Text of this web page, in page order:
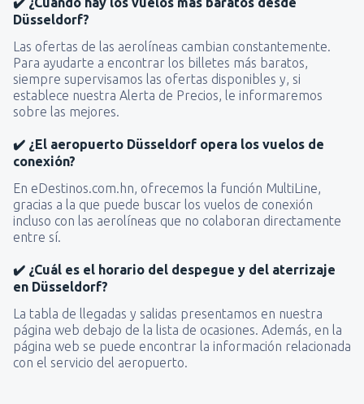
Düsseldorf?
Las ofertas de las aerolíneas cambian constantemente.
Para ayudarte a encontrar los billetes más baratos,
siempre supervisamos las ofertas disponibles y, si
establece nuestra Alerta de Precios, le informaremos
sobre las mejores.
✔️ ¿El aeropuerto Düsseldorf opera los vuelos de
conexión?
En eDestinos.com.hn, ofrecemos la función MultiLine,
gracias a la que puede buscar los vuelos de conexión
incluso con las aerolíneas que no colaboran directamente
entre sí.
✔️ ¿Cuál es el horario del despegue y del aterrizaje
en Düsseldorf?
La tabla de llegadas y salidas presentamos en nuestra
página web debajo de la lista de ocasiones. Además, en la
página web se puede encontrar la información relacionada
con el servicio del aeropuerto.